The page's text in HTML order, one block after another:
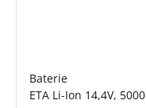
Baterie
ETA Li-Ion 14,4V,